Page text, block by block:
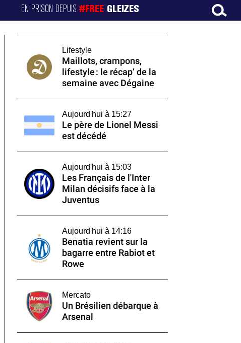
EN PRISON DEPUIS#FREE GLEIZES
Lifestyle
Maillots, crampons,
lifestyle : le récap’ de la
semaine avec Dégaine
Aujourd'hui à 15:27
Le père de Lionel Messi
est décédé
Aujourd'hui à 15:03
Les Français de l'Inter
Milan décisifs face à la
Juventus
Aujourd'hui à 14:16
Benatia revient sur la
bagarre entre Rabiot et
Rowe
Mercato
Un Brésilien débarque à
Arsenal